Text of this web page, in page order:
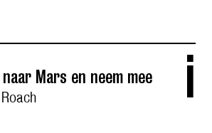
i
Mars en neem mee